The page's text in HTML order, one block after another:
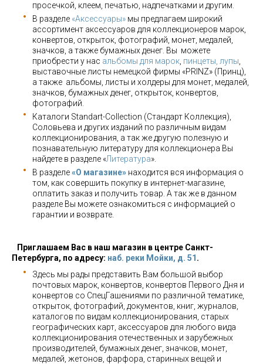
просечкой, клеем, печатью, надпечатками и другим.
В разделе «Аксессуары» мы предлагаем широкий
ассортимент аксессуаров для коллекционеров марок,
конвертов, открыток, фотографий, монет, медалей,
значков, а также бумажных денег. Вы можете
приобрести у нас альбомы для марок пинцеты, лупы
выставочные листы немецкой фирмы «PRINZ» (Принц),
а также альбомы, листы и холдеры для монет, медалей,
значков, бумажных денег, открыток, конвертов,
фотографий.
Каталоги Standart-Collection (Стандарт Коллекция),
Соловьева и других изданий по различным видам
коллекционирования, а так же другую полезную и
познавательную литературу для коллекционера Вы
найдете в разделе «Литература».
В разделе«О магазине» находится вся информация о
том, как совершить покупку в интернет-магазине,
оплатить заказ и получить товар. А так же в данном
разделе Вы можете ознакомиться с информацией о
гарантии и возврате.
Приглашаем Вас в наш магазин в центре Санкт-
Петербурга, по адресу: наб. реки Мойки, д. 51 .
Здесь мы рады представить Вам большой выбор
почтовых марок, конвертов, конвертов Первого Дня и
конвертов со СпецГашениями по различной тематике,
открыток, фотографий, документов, книг, журналов,
каталогов по видам коллекционирования, старых
географических карт, аксессуаров для любого вида
коллекционирования отечественных и зарубежных
производителей, бумажных денег, значков, монет,
медалей, жетонов, фарфора, старинных вещей и